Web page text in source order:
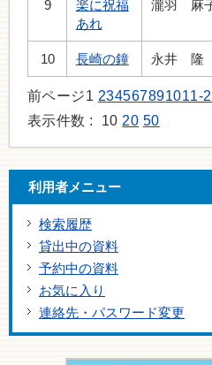
9
楽に祝福
あれ
瀧羽 麻
10 長崎の鐘 永井 隆
前ページ1 234567891011-
表示件数 : 10 20 50
利用者メニュー
検索履歴
貸出中の資料
予約中の資料
お気に入り
連絡先・パスワード変更